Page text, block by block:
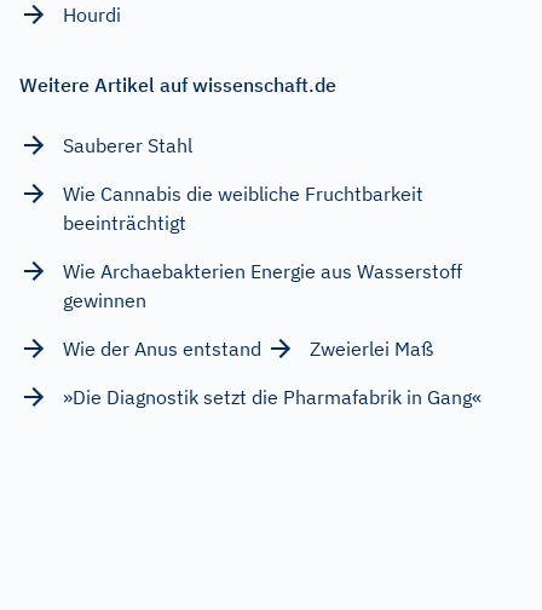
Hourdi
Weitere Artikel auf wissenschaft.de
Sauberer Stahl
Wie Cannabis die weibliche Fruchtbarkeit
beeinträchtigt
Wie Archaebakterien Energie aus Wasserstoff
gewinnen
Wie der Anus entstand
Zweierlei Maß
»Die Diagnostik setzt die Pharmafabrik in Gang«